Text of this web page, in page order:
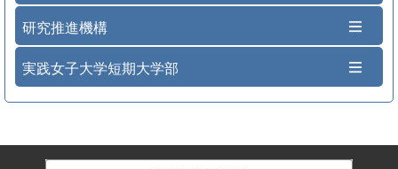
研究推進機構
実践女子大学短期大学部